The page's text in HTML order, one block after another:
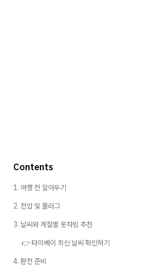
Contents
1. 여행 전 알아두기
2. 전압 및 플러그
3. 날씨와 계절별 옷차림 추천
👉 타이베이 최신 날씨 확인하기
4. 환전 준비